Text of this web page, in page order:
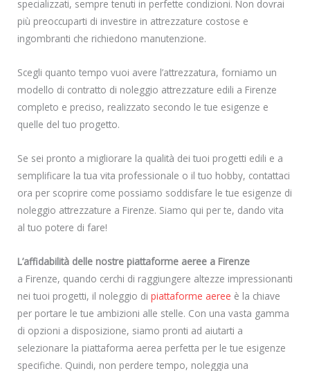
specializzati, sempre tenuti in perfette condizioni. Non dovrai
più preoccuparti di investire in attrezzature costose e
ingombranti che richiedono manutenzione.
Scegli quanto tempo vuoi avere l’attrezzatura, forniamo un
modello di contratto di noleggio attrezzature edili a Firenze
completo e preciso, realizzato secondo le tue esigenze e
quelle del tuo progetto.
Se sei pronto a migliorare la qualità dei tuoi progetti edili e a
semplificare la tua vita professionale o il tuo hobby, contattaci
ora per scoprire come possiamo soddisfare le tue esigenze di
noleggio attrezzature a Firenze. Siamo qui per te, dando vita
al tuo potere di fare!
L’affidabilità delle nostre piattaforme aeree a Firenze
a Firenze, quando cerchi di raggiungere altezze impressionanti
nei tuoi progetti, il noleggio di piattaforme aeree è la chiave
per portare le tue ambizioni alle stelle. Con una vasta gamma
di opzioni a disposizione, siamo pronti ad aiutarti a
selezionare la piattaforma aerea perfetta per le tue esigenze
specifiche. Quindi, non perdere tempo, noleggia una